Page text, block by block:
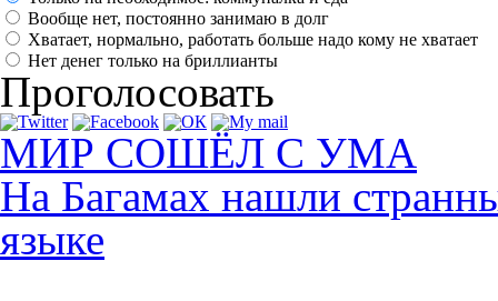
Вообще нет, постоянно занимаю в долг
Хватает, нормально, работать больше надо кому не хватает
Нет денег только на бриллианты
Проголосовать
МИР СОШЁЛ С УМА
На Багамах нашли
языке